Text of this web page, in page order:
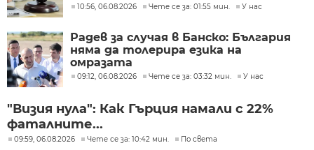
10:56, 06.08.2026 Чете се за: 01:55 мин. У нас
Радев за случая в Банско: България
няма да толерира езика на
омразата
09:12, 06.08.2026 Чете се за: 03:32 мин. У нас
"Визия нула": Как Гърция намали с 22%
фаталните...
09:59, 06.08.2026 Чете се за: 10:42 мин. По света